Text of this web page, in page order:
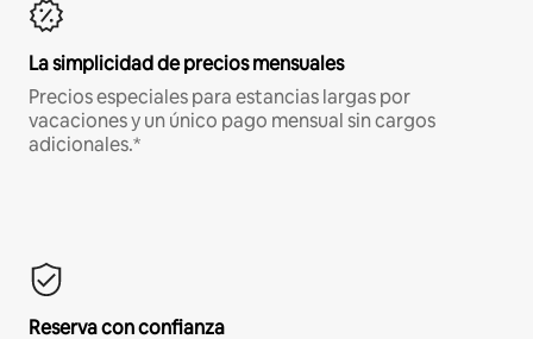
La simplicidad de precios mensuales
Precios especiales para estancias largas por
vacaciones y un único pago mensual sin cargos
adicionales.*
Reserva con confianza